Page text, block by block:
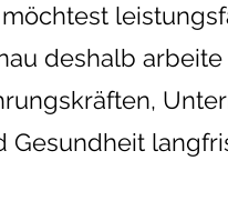
möchtest
deshalb
Gesundheit